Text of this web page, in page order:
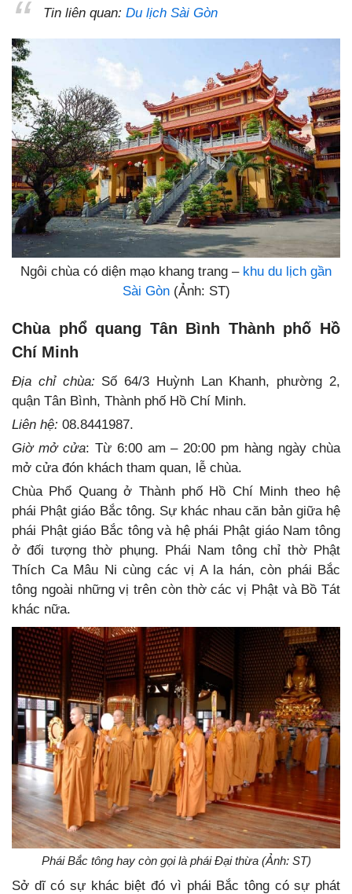
Tin liên quan: Du lịch Sài Gòn
Ngôi chùa có diện mạo khang trang – khu du lịch gần
Sài Gòn(Ảnh: ST)
Chùa phổ quang Tân Bình Thành phố Hồ
Chí Minh
Địa chỉ chùa: Số 64/3 Huỳnh Lan Khanh, phường 2,
quận Tân Bình, Thành phố Hồ Chí Minh.
Liên hệ: 08.8441987.
Giờ mở cửa: Từ 6:00 am – 20:00 pm hàng ngày chùa
mở cửa đón khách tham quan, lễ chùa.
Chùa Phổ Quang ở Thành phố Hồ Chí Minh theo hệ
phái Phật giáo Bắc tông. Sự khác nhau căn bản giữa hệ
phái Phật giáo Bắc tông và hệ phái Phật giáo Nam tông
ở đối tượng thờ phụng. Phái Nam tông chỉ thờ Phật
Thích Ca Mâu Ni cùng các vị A la hán, còn phái Bắc
tông ngoài những vị trên còn thờ các vị Phật và Bồ Tát
khác nữa.
Phái Bắc tông hay còn gọi là phái Đại thừa (Ảnh: ST)
Sở dĩ có sự khác biệt đó vì phái Bắc tông có sự phát